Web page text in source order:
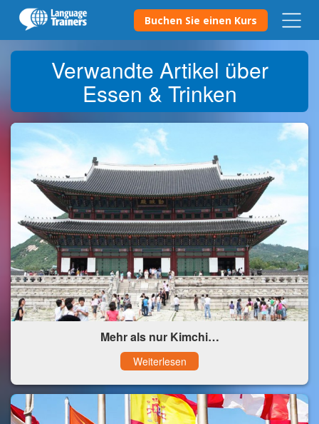
Buchen Sie einen Kurs
Verwandte Artikel über
Essen & Trinken
Mehr als nur Kimchi…
Weiterlesen